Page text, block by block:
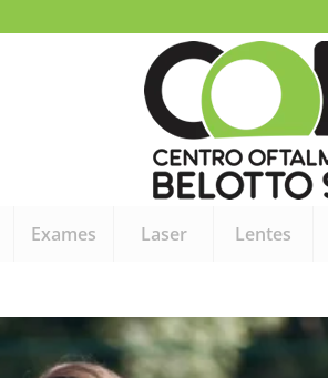
Exames Laser Lentes